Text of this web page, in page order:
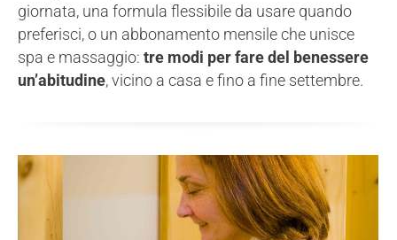
giornata, una formula flessibile da usare quando
preferisci, o un abbonamento mensile che unisce
spa e massaggio: tre modi per fare del benessere
un’abitudine, vicino a casa e fino a fine settembre.